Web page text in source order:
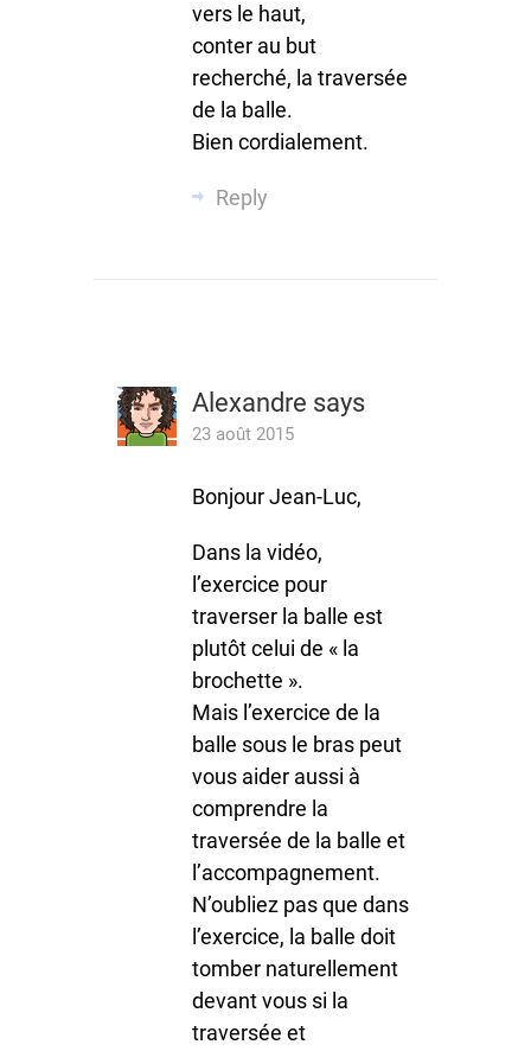
vers le haut,
conter au but
recherché, la traversée
de la balle.
Bien cordialement.
Reply
Alexandre says
23 août 2015
Bonjour Jean-Luc,
Dans la vidéo,
l’exercice pour
traverser la balle est
plutôt celui de « la
brochette ».
Mais l’exercice de la
balle sous le bras peut
vous aider aussi à
comprendre la
traversée de la balle et
l’accompagnement.
N’oubliez pas que dans
l’exercice, la balle doit
tomber naturellement
devant vous si la
traversée et